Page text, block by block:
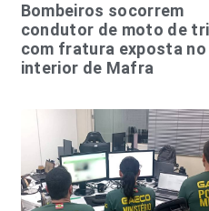
Bombeiros socorrem
condutor de moto de
com fratura exposta no
interior de Mafra